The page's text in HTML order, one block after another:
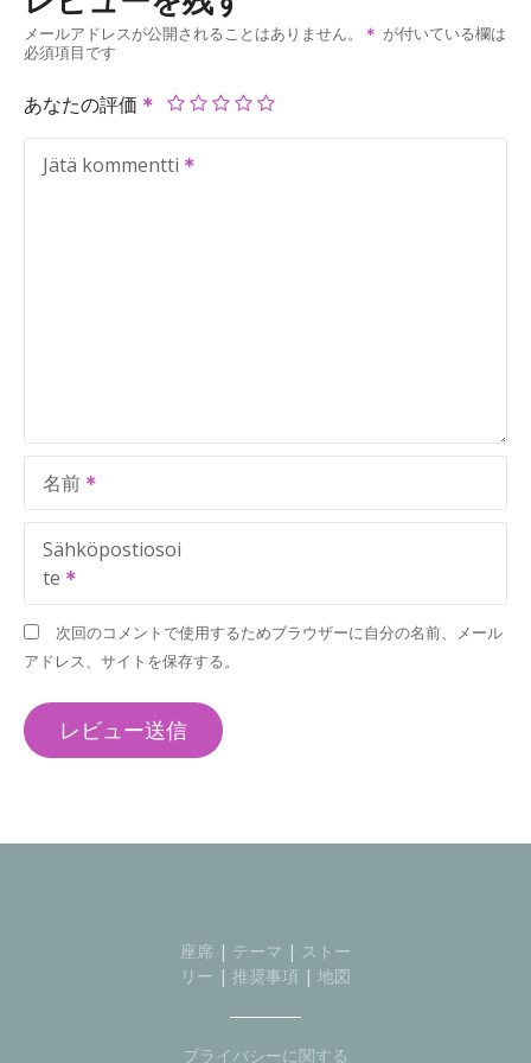
メールアドレスが公開されることはありません。
が付いている欄は
必須項目です
あなたの評価
Jätä kommentti
名前
Sähköpostiosoi
te
次回のコメントで使用するためブラウザーに自分の名前、メール
アドレス、サイトを保存する。
座席 | テーマ | ストー
リー | 推奨事項 | 地図
プライバシーに関する